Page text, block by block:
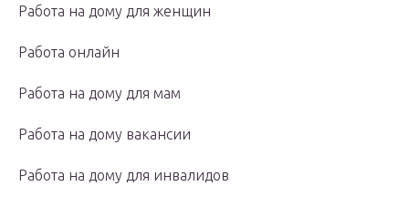
Работа на дому для женщин
Работа онлайн
Работа на дому для мам
Работа на дому вакансии
Работа на дому для инвалидов